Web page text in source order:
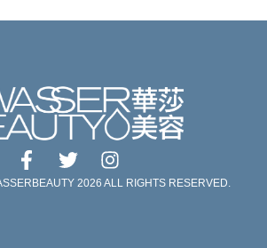
2026 ALL RIGHTS RESERVED.